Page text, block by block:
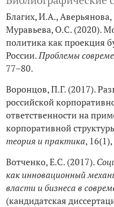
Благих, И.А.,
Муравьева, О.С. (2020).
политика как проекция
России.Проблемы
77–80.
Воронцов, П.Г. (2017).
российской
ответственности на
корпоративной
теория и практика,
Вотченко, Е.С. (2017).
как инновационный
власти и бизнеса в
(кандидатская